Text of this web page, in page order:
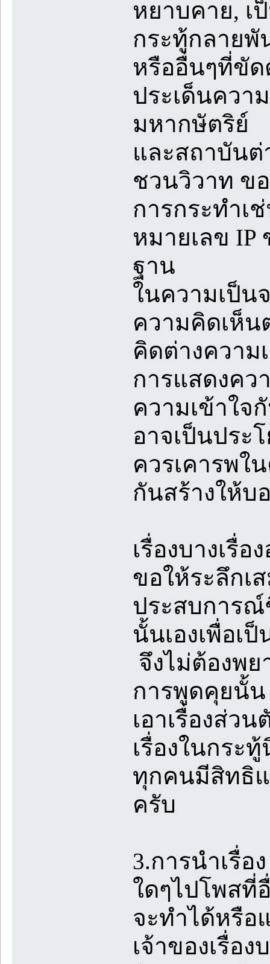
หยาบคาย, เ
กระทู้กลายพั
หรืออื่นๆที่ขัด
ประเด็นควา
มหากษัตริย์
และสถาบันต่
ชวนวิวาท ข
การกระทำ
หมายเลข IP
ฐาน
ในความเป็น
ความคิดเห็
คิดต่างความ
การแสดงคว
ความเข้าใจ
อาจเป็นประ
ควรเคารพใ
กันสร้างให้
เรื่องบางเรื่อ
ขอให้ระลึกเ
ประสบการณ์
นั้นเองเพื่อเ
จึงไม่ต้องพย
การพูดคุยนั้
เอาเรื่องส่ว
เรื่องในกระ
ทุกคนมีสิทธิ
ครับ
3.การนำเรื่
ใดๆไปโพสที่
จะทำได้หรือ
เจ้าของเรื่อ